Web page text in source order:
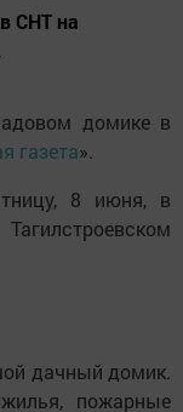
СНТ на
домике в
газета».
8 июня, в
дачный домик.
жилья, пожарные